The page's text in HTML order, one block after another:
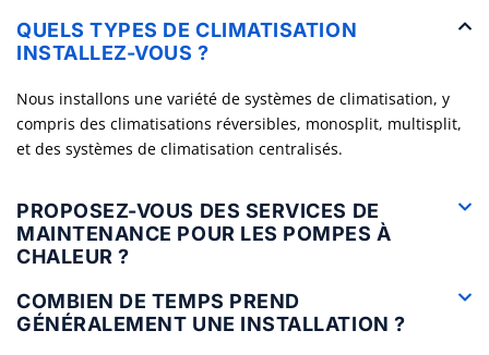
QUELS TYPES DE CLIMATISATION
INSTALLEZ-VOUS ?
Nous installons une variété de systèmes de climatisation, y
compris des climatisations réversibles, monosplit, multisplit,
et des systèmes de climatisation centralisés.
PROPOSEZ-VOUS DES SERVICES DE
MAINTENANCE POUR LES POMPES À
CHALEUR ?
COMBIEN DE TEMPS PREND
GÉNÉRALEMENT UNE INSTALLATION ?